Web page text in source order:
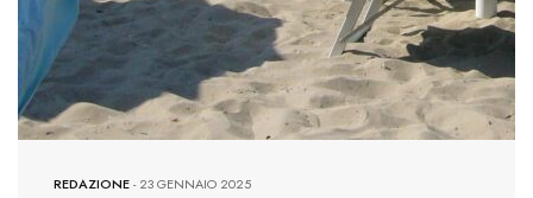
REDAZIONE-23 GENNAIO 2025